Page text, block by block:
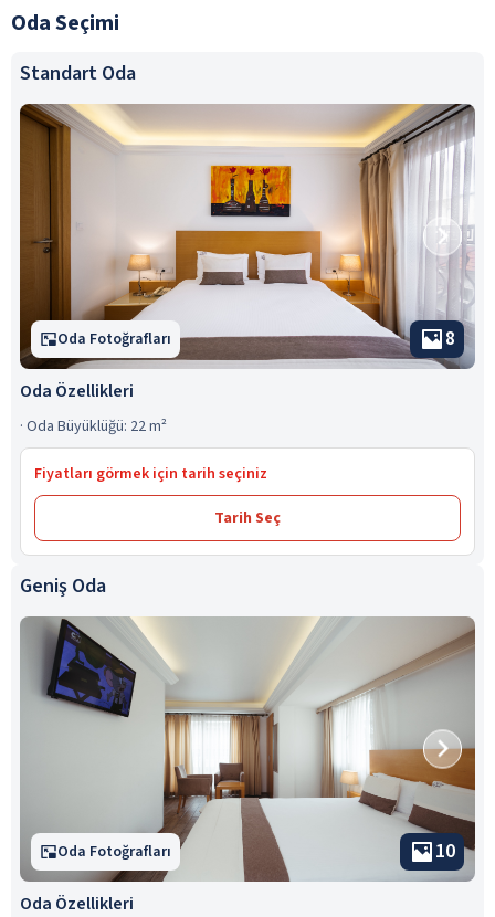
Oda Seçimi
Standart Oda
Oda Fotoğrafları 8
Oda Özellikleri
· Oda Büyüklüğü: 22 m²
Fiyatları görmek için tarih seçiniz
Tarih Seç
Geniş Oda
Oda Fotoğrafları 10
Oda Özellikleri